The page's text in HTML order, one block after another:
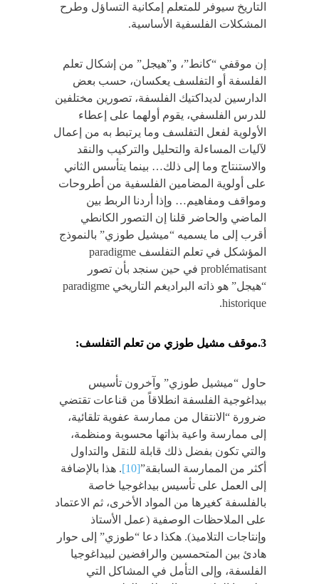
التاريخ سيوفر للمتعلم إمكانية التساؤل وطرح
المشكلات الفلسفية الأساسية.
إن موقفي “كانط”، و”هيجل” من إشكال تعلم
الفلسفة أو التفلسف يعكسان، حسب بعض
الدارسين لديداكتيك الفلسفة، تصورين مختلفين
للدرس الفلسفي، يقوم أولهما على إعطاء
الأولوية لفعل التفلسف وما يرتبط به من إعمال
لآليات المساءلة والتحليل والتركيب والنقد
والاستنتاج وما إلى ذلك… بينما يتأسس الثاني
على أولوية المضامين الفلسفية من أطروحات
ومواقف ومفاهيم… وإذا أردنا الربط بين
الماضي والحاضر قلنا إن التصور الكانطي
أقرب إلى ما يسميه “ميشيل طوزي” بالنموذج
المؤشكل في تعلم التفلسف paradigme
problématisant في حين سنجد بأن تصور
“هيجل” هو ذاته البراديغم التاريخي paradigme
historique.
3.موقف مشيل طوزي من تعلم التفلسف:
حاول “ميشيل طوزي” وآخرون تأسيس
بيداغوجية الفلسفة انطلاقاً من قناعات تقتضي
ضرورة “الانتقال من ممارسة عفوية تلقائية،
إلى ممارسة واعية بذاتها محسوبة ومنظمة،
والتي تكون بفضل ذلك قابلة للنقل والتداول
أكثر من الممارسة السابقة”[10]
. هذا بالإضافة
إلى العمل على تأسيس بيداغوجيا خاصة
بالفلسفة كغيرها من المواد الأخرى، ثم الاعتماد
على الملاحظات الوصفية (عمل الأستاذ
وإنتاجات التلاميذ). هكذا دعا “طوزي” إلى حوار
هادئ بين المتحمسين والرافضين لبيداغوجيا
الفلسفة، وإلى التأمل في المشاكل التي